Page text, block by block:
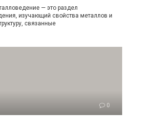
— это раздел
изучающий свойства металлов и
связанные
0